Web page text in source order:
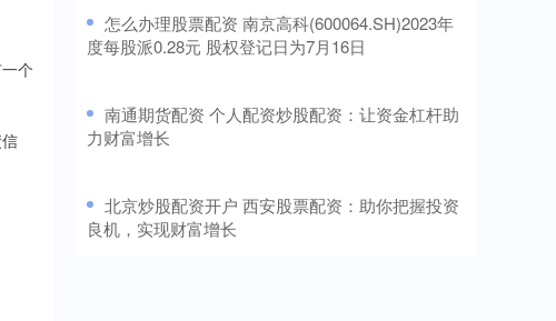
个
​怎么办理股票配资 南京高科(600064.SH)2023年
度每股派0.28元 股权登记日为7月16日
​南通期货配资 个人配资炒股配资：让资金杠杆助
力财富增长
​北京炒股配资开户 西安股票配资：助你把握投资
良机，实现财富增长